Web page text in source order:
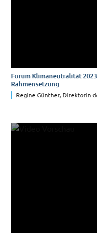
Forum Klimaneutralität
Rahmensetzung
Regine Günther, Direktorin